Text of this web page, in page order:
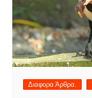
Διαφορα Άρθρα.